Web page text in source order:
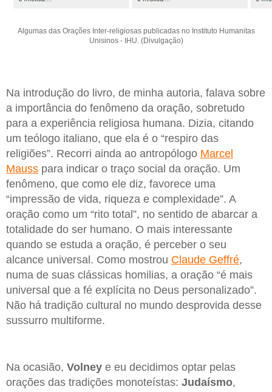
Algumas das Orações Inter-religiosas publicadas no Instituto Humanitas
Unisinos - IHU. (Divulgação)
Na introdução do livro, de minha autoria, falava sobre
a importância do fenômeno da oração, sobretudo
para a experiência religiosa humana. Dizia, citando
um teólogo italiano, que ela é o “respiro das
religiões”. Recorri ainda ao antropólogo Marcel
Mauss para indicar o traço social da oração. Um
fenômeno, que como ele diz, favorece uma
“impressão de vida, riqueza e complexidade”. A
oração como um “rito total”, no sentido de abarcar a
totalidade do ser humano. O mais interessante
quando se estuda a oração, é perceber o seu
alcance universal. Como mostrou Claude Geffré,
numa de suas clássicas homilias, a oração “é mais
universal que a fé explícita no Deus personalizado”.
Não há tradição cultural no mundo desprovida desse
sussurro multiforme.
Na ocasião, Volney e eu decidimos optar pelas
orações das tradições monoteístas: Judaísmo,